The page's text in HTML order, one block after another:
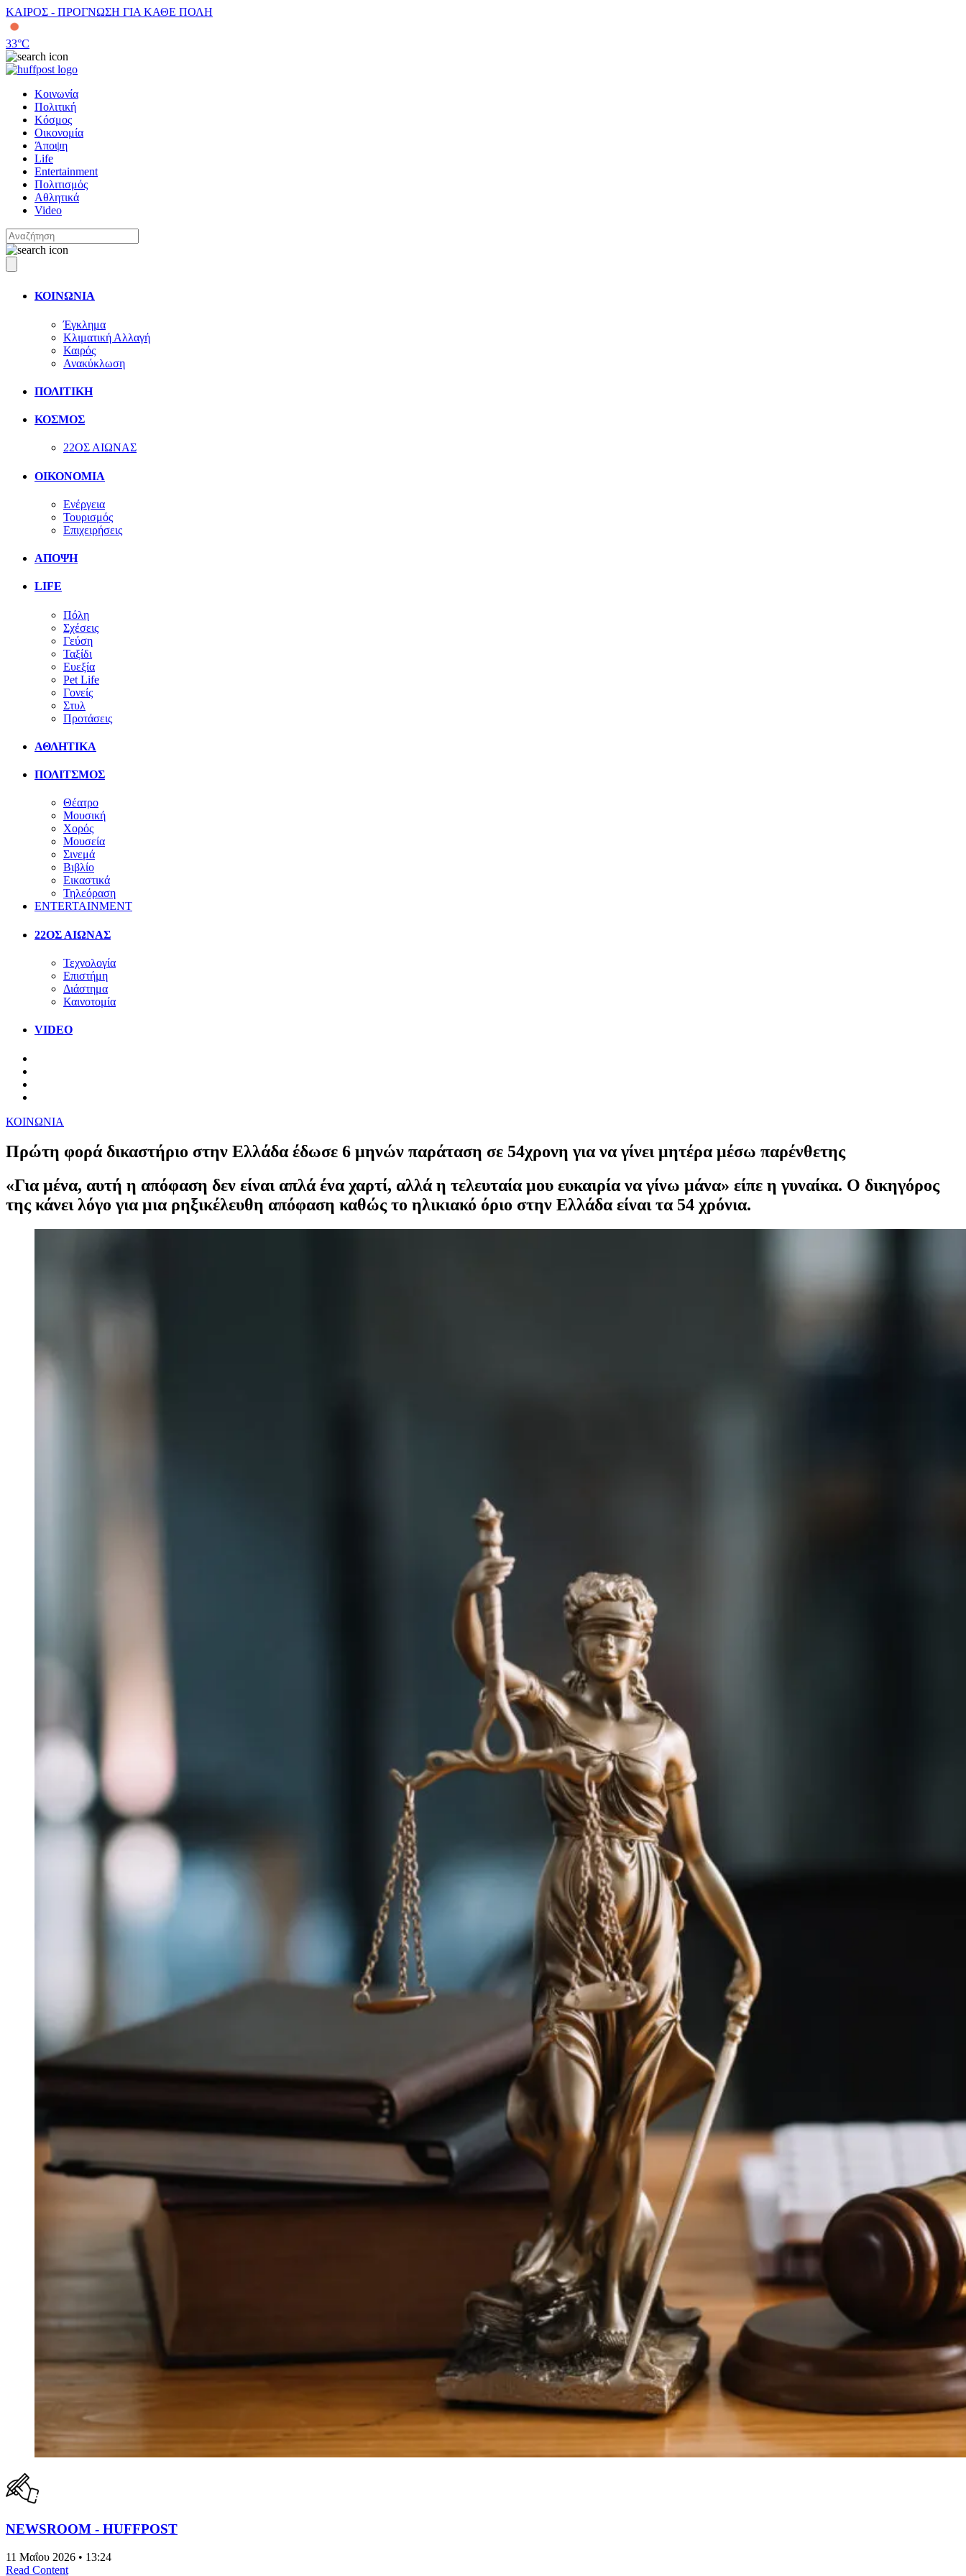
ΚΑΙΡΟΣ - ΠΡΟΓΝΩΣΗ ΓΙΑ ΚΑΘΕ ΠΟΛΗ
33°C
Κοινωνία
Πολιτική
Κόσμος
Οικονομία
Άποψη
Life
Entertainment
Πολιτισμός
Αθλητικά
Video
ΚΟΙΝΩΝΙΑ
Έγκλημα
Κλιματική Αλλαγή
Καιρός
Ανακύκλωση
ΠΟΛΙΤΙΚΗ
ΚΟΣΜΟΣ
22ΟΣ ΑΙΩΝΑΣ
ΟΙΚΟΝΟΜΙΑ
Ενέργεια
Τουρισμός
Επιχειρήσεις
ΑΠΟΨΗ
LIFE
Πόλη
Σχέσεις
Γεύση
Ταξίδι
Ευεξία
Pet Life
Γονείς
Στυλ
Προτάσεις
ΑΘΛΗΤΙΚΑ
ΠΟΛΙΤΣΜΟΣ
Θέατρο
Μουσική
Χορός
Μουσεία
Σινεμά
Βιβλίο
Εικαστικά
Τηλεόραση
ENTERTAINMENT
22ΟΣ ΑΙΩΝΑΣ
Τεχνολογία
Επιστήμη
Διάστημα
Καινοτομία
VIDEO
ΚΟΙΝΩΝΙΑ
Πρώτη φορά δικαστήριο στην Ελλάδα έδωσε 6 μηνών παράταση σε 54χρονη για να γίνει μητέρα μέσω παρένθετης
«Για μένα, αυτή η απόφαση δεν είναι απλά ένα χαρτί, αλλά η τελευταία μου ευκαιρία να γίνω μάνα» είπε η γυναίκα. Ο δικηγόρος
της κάνει λόγο για μια ρηξικέλευθη απόφαση καθώς το ηλικιακό όριο στην Ελλάδα είναι τα 54 χρόνια.
NEWSROOM - HUFFPOST
11 Μαΐου 2026 • 13:24
Read Content